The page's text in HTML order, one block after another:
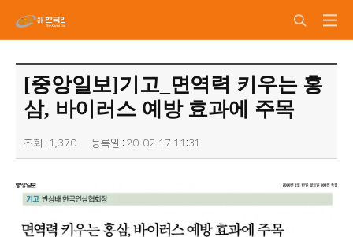
[중앙일보]기고_면역력 키우는 홍
삼, 바이러스 예방 효과에 주목
조회 : 1,370 등록일 : 20-02-17 11:31